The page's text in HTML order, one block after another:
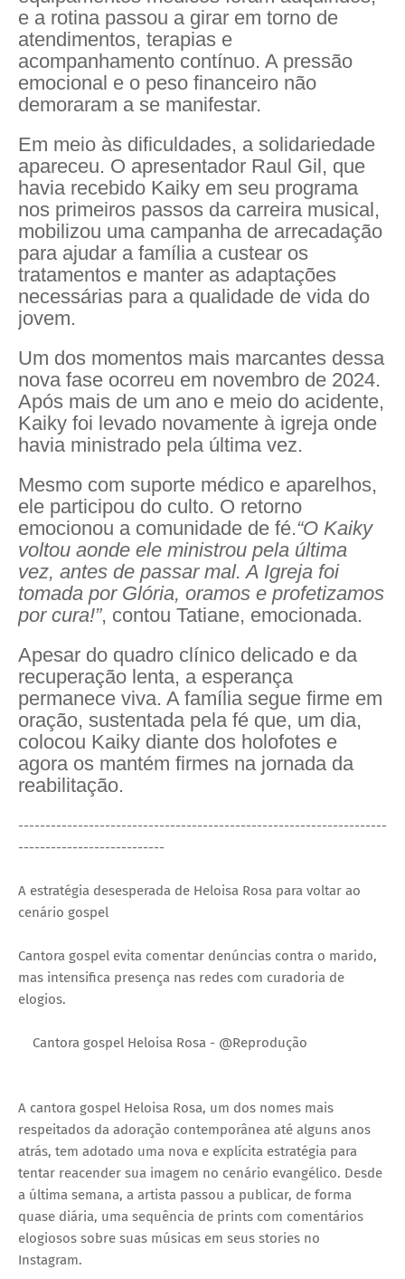
e a rotina passou a girar em torno de
atendimentos, terapias e
acompanhamento contínuo. A pressão
emocional e o peso financeiro não
demoraram a se manifestar.
Em meio às dificuldades, a solidariedade
apareceu. O apresentador Raul Gil, que
havia recebido Kaiky em seu programa
nos primeiros passos da carreira musical,
mobilizou uma campanha de arrecadação
para ajudar a família a custear os
tratamentos e manter as adaptações
necessárias para a qualidade de vida do
jovem.
Um dos momentos mais marcantes dessa
nova fase ocorreu em novembro de 2024.
Após mais de um ano e meio do acidente,
Kaiky foi levado novamente à igreja onde
havia ministrado pela última vez.
Mesmo com suporte médico e aparelhos,
ele participou do culto. O retorno
emocionou a comunidade de fé.“O Kaiky
voltou aonde ele ministrou pela última
vez, antes de passar mal. A Igreja foi
tomada por Glória, oramos e profetizamos
por cura!”, contou Tatiane, emocionada.
Apesar do quadro clínico delicado e da
recuperação lenta, a esperança
permanece viva. A família segue firme em
oração, sustentada pela fé que, um dia,
colocou Kaiky diante dos holofotes e
agora os mantém firmes na jornada da
reabilitação.
--------------------------------------------------------------------
---------------------------
A estratégia desesperada de Heloisa Rosa para voltar ao
cenário gospel
Cantora gospel evita comentar denúncias contra o marido,
mas intensifica presença nas redes com curadoria de
elogios.
Cantora gospel Heloisa Rosa - @Reprodução
A cantora gospel Heloisa Rosa, um dos nomes mais
respeitados da adoração contemporânea até alguns anos
atrás, tem adotado uma nova e explícita estratégia para
tentar reacender sua imagem no cenário evangélico. Desde
a última semana, a artista passou a publicar, de forma
quase diária, uma sequência de prints com comentários
elogiosos sobre suas músicas em seus stories no
Instagram.